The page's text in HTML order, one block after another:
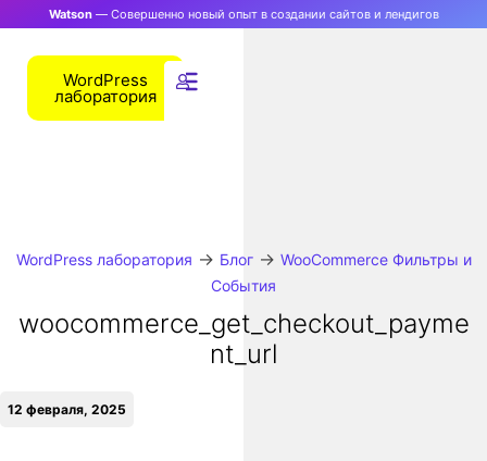
Watson— Совершенно новый опыт в создании сайтов и лендигов
WordPress
лаборатория
WordPress лаборатория → Блог→ WooCommerce Фильтры и
События
woocommerce_get_checkout_payme
nt_url
12 февраля, 2025